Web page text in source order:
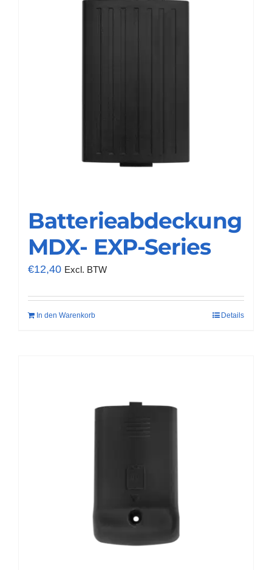
Batterieabdeckung
MDX- EXP-Series
€12,40 Excl. BTW
In den Warenkorb Details